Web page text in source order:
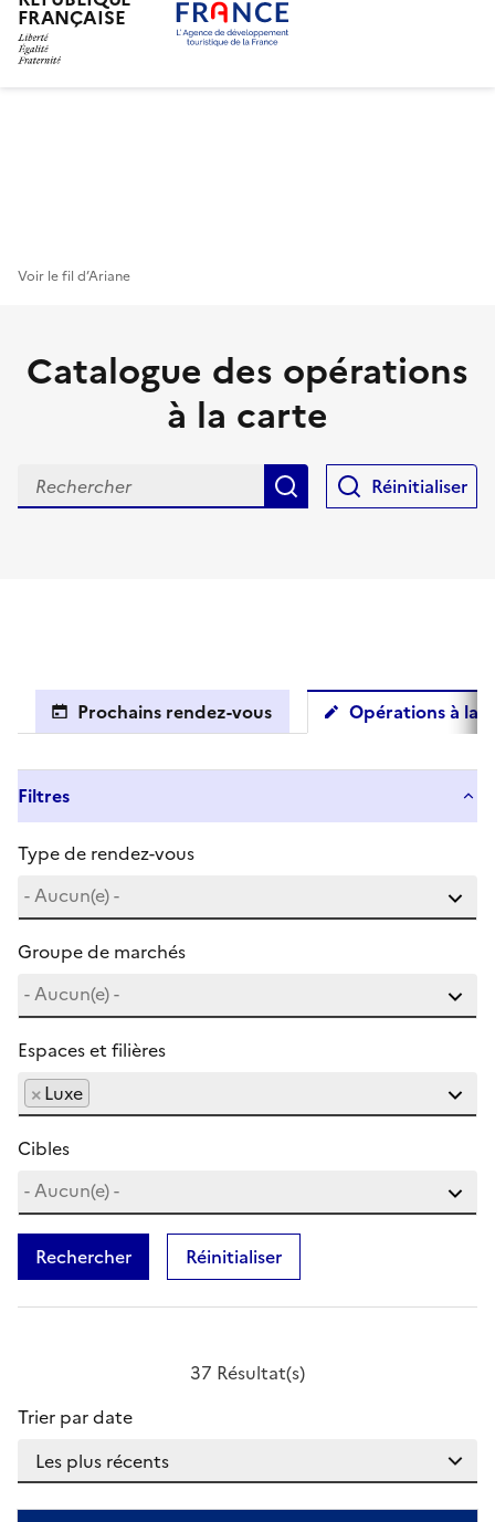
FRANÇAISE
Voir le fil d’Ariane
Catalogue des opérations
à la carte
RechercherRéinitialiser
Prochains rendez-vous Opérations à la
Filtres
Type de rendez-vous
Groupe de marchés
Espaces et filières
×Luxe
Cibles
Rechercher Réinitialiser
37 Résultat(s)
Trier par date